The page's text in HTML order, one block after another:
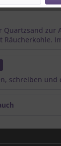
Quartzsand zur
Räucherkohle.
schreiben und